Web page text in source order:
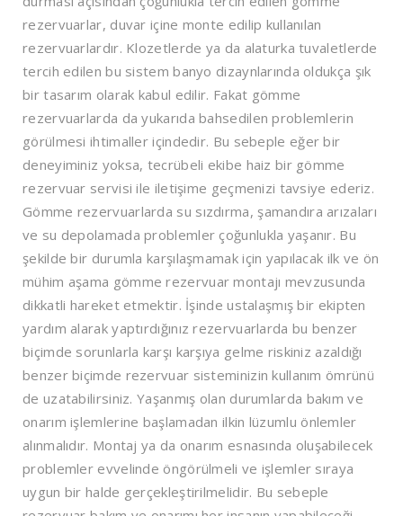
rezervuarlar, duvar içine monte edilip kullanılan
rezervuarlardır. Klozetlerde ya da alaturka tuvaletlerde
tercih edilen bu sistem banyo dizaynlarında oldukça şık
bir tasarım olarak kabul edilir. Fakat gömme
rezervuarlarda da yukarıda bahsedilen problemlerin
görülmesi ihtimaller içindedir. Bu sebeple eğer bir
deneyiminiz yoksa, tecrübeli ekibe haiz bir gömme
rezervuar servisi ile iletişime geçmenizi tavsiye ederiz.
Gömme rezervuarlarda su sızdırma, şamandıra arızaları
ve su depolamada problemler çoğunlukla yaşanır. Bu
şekilde bir durumla karşılaşmamak için yapılacak ilk ve ön
mühim aşama gömme rezervuar montajı mevzusunda
dikkatli hareket etmektir. İşinde ustalaşmış bir ekipten
yardım alarak yaptırdığınız rezervuarlarda bu benzer
biçimde sorunlarla karşı karşıya gelme riskiniz azaldığı
benzer biçimde rezervuar sisteminizin kullanım ömrünü
de uzatabilirsiniz. Yaşanmış olan durumlarda bakım ve
onarım işlemlerine başlamadan ilkin lüzumlu önlemler
alınmalıdır. Montaj ya da onarım esnasında oluşabilecek
problemler evvelinde öngörülmeli ve işlemler sıraya
uygun bir halde gerçekleştirilmelidir. Bu sebeple